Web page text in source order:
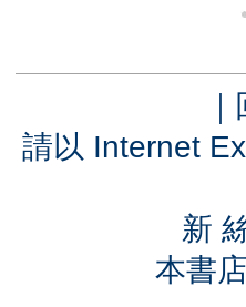
｜
請以 Internet
新
本書